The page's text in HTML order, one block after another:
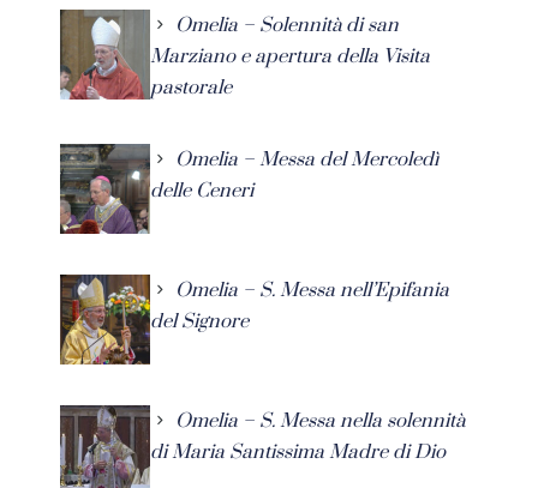
Omelia – Solennità di san
Marziano e apertura della Visita
pastorale
Omelia – Messa del Mercoledì
delle Ceneri
Omelia – S. Messa nell’Epifania
del Signore
Omelia – S. Messa nella solennità
di Maria Santissima Madre di Dio